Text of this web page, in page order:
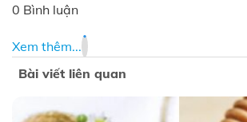
0 Bình luận
Xem thêm...
Bài viết liên quan